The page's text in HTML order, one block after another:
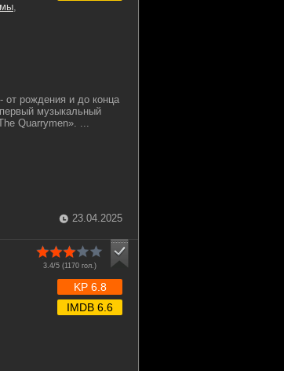
,
рождения и до конца
музыкальный
Quarrymen». ...
23.04.2025
3.4/5 (1170гол.)
KP 6.8
IMDB 6.6